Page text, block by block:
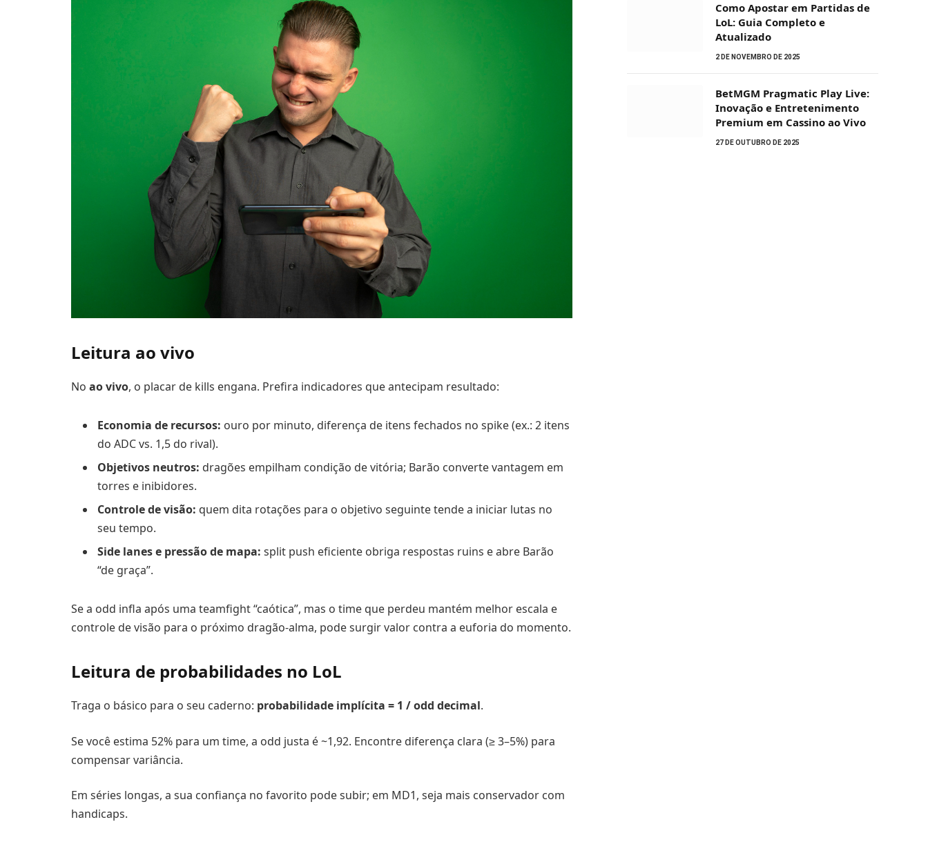
Leitura ao vivo
No ao vivo, o placar de kills engana. Prefira indicadores que antecipam resultado:
Economia de recursos: ouro por minuto, diferença de itens fechados no spike (ex.: 2 itens
do ADC vs. 1,5 do rival).
Objetivos neutros: dragões empilham condição de vitória; Barão converte vantagem em
torres e inibidores.
Controle de visão: quem dita rotações para o objetivo seguinte tende a iniciar lutas no
seu tempo.
Side lanes e pressão de mapa: split push eficiente obriga respostas ruins e abre Barão
“de graça”.
Se a odd infla após uma teamfight “caótica”, mas o time que perdeu mantém melhor escala e
controle de visão para o próximo dragão-alma, pode surgir valor contra a euforia do momento.
Leitura de probabilidades no LoL
Traga o básico para o seu caderno: probabilidade implícita = 1 / odd decimal.
Se você estima 52% para um time, a odd justa é ~1,92. Encontre diferença clara (≥ 3–5%) para
compensar variância.
Em séries longas, a sua confiança no favorito pode subir; em MD1, seja mais conservador com
handicaps.
Como Apostar em Partidas de
LoL: Guia Completo e
Atualizado
2 DE NOVEMBRO DE 2025
BetMGM Pragmatic Play Live:
Inovação e Entretenimento
Premium em Cassino ao Vivo
27 DE OUTUBRO DE 2025